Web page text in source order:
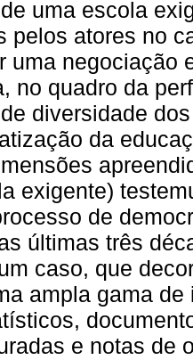
uma escola
pelos atores no
uma negociação
no quadro da
diversidade
da
exigente)
de
últimas três
caso, que
ampla gama
e notas de